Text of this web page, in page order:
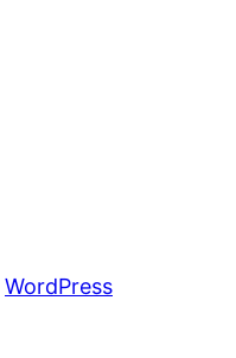
WordPress